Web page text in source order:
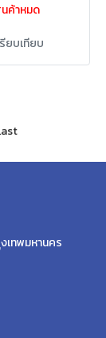
ค้าหมด
ยบเทียบ
เทพมหานคร